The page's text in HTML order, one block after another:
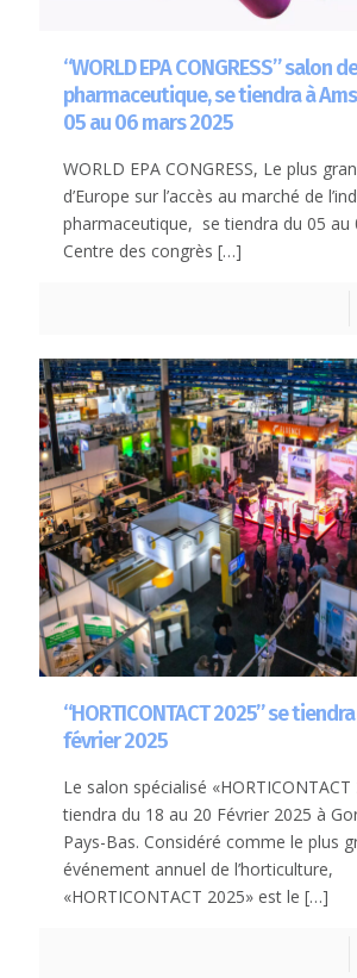
“WORLD EPA CONGRESS” salon
pharmaceutique, se tiendra à
05 au 06 mars 2025
WORLD EPA CONGRESS, Le plus
d’Europe sur l’accès au marché de
pharmaceutique, se tiendra du 05 au
Centre des congrès […]
“HORTICONTACT 2025” se
février 2025
Le salon spécialisé «HORTICONTACT
tiendra du 18 au 20 Février 2025 à
Pays-Bas. Considéré comme le plus
événement annuel de l’horticulture,
«HORTICONTACT 2025» est le […]